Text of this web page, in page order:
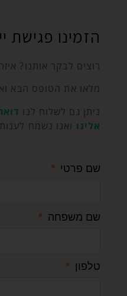
הזמינו פגישת
רוצים לבקר אותנו?
מלאו את הטופס הבא
ניתן גם לשלוח לנו
אלינו ואנו נשמח
שם פרטי
שם משפחה
טלפון